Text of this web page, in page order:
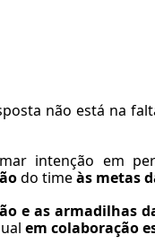
não está na
intenção em
do timeàs metas
e as armadilhas
em colaboração